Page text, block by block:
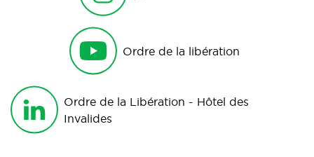
Ordre de la libération
Ordre de la Libération - Hôtel des
Invalides